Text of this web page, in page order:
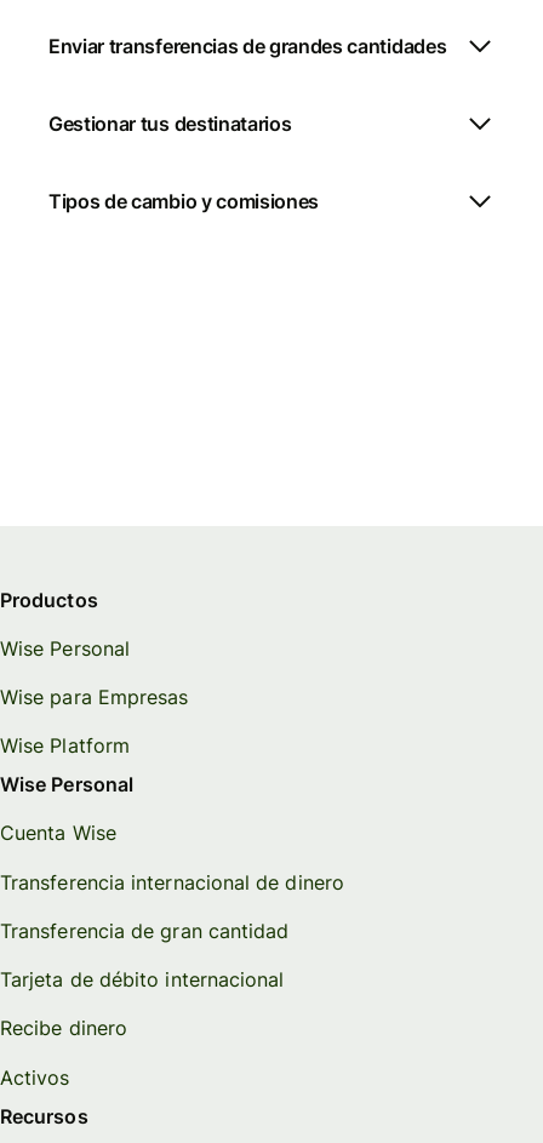
Enviar transferencias de grandes cantidades
Gestionar tus destinatarios
Tipos de cambio y comisiones
Productos
Wise Personal
Wise para Empresas
Wise Platform
Wise Personal
Cuenta Wise
Transferencia internacional de dinero
Transferencia de gran cantidad
Tarjeta de débito internacional
Recibe dinero
Activos
Recursos